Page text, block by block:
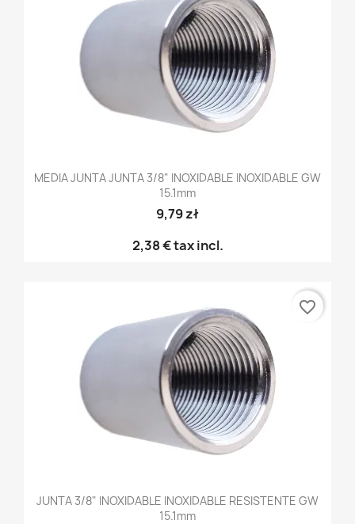
MEDIA JUNTA JUNTA 3/8" INOXIDABLE INOXIDABLE GW
15.1mm
9,79 zł
2,38 €tax incl.
JUNTA 3/8" INOXIDABLE INOXIDABLE RESISTENTE GW
15.1mm
favorite_border